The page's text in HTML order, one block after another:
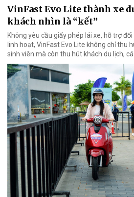
VinFast Evo Lite thành xe
khách nhìn là “kết”
Không yêu cầu giấy phép lái xe, hỗ trợ
linh hoạt, VinFast Evo Lite không chỉ thu
sinh viên mà còn thu hút khách du lịch,